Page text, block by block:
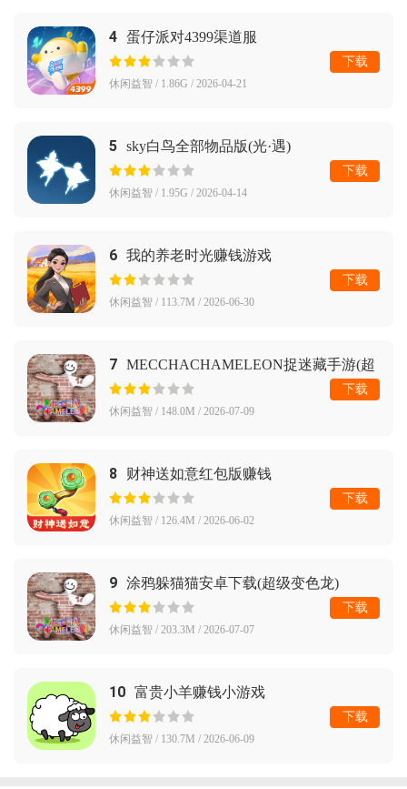
4 蛋仔派对4399渠道服
休闲益智 / 1.86G / 2026-04-21
下载
5 sky白鸟全部物品版(光·遇)
休闲益智 / 1.95G / 2026-04-14
下载
6 我的养老时光赚钱游戏
休闲益智 / 113.7M / 2026-06-30
下载
7 MECCHACHAMELEON捉迷藏手游(超
级变色龙)
休闲益智 / 148.0M / 2026-07-09
下载
8 财神送如意红包版赚钱
休闲益智 / 126.4M / 2026-06-02
下载
9 涂鸦躲猫猫安卓下载(超级变色龙)
休闲益智 / 203.3M / 2026-07-07
下载
10 富贵小羊赚钱小游戏
休闲益智 / 130.7M / 2026-06-09
下载